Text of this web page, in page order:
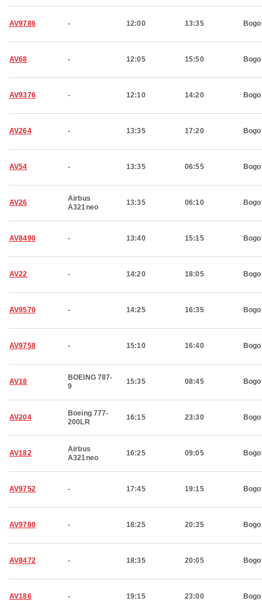
AV9786 - 12:00 13:35
AV68 - 12:05 15:50
AV9376 - 12:10 14:20
AV264 - 13:35 17:20
AV54 - 13:35 06:55
AV26
Airbus
A321neo
13:35 06:10
AV8490 - 13:40 15:15
AV22 - 14:20 18:05
AV9570 - 14:25 16:35
AV9758 - 15:10 16:40
AV18
BOEING 787-
9
15:35 08:45
AV204
Boeing 777-
200LR
16:15 23:30
AV182
Airbus
A321neo
16:25 09:05
AV9752 - 17:45 19:15
AV9780 - 18:25 20:35
AV8472 - 18:35 20:05
AV186 - 19:15 23:00